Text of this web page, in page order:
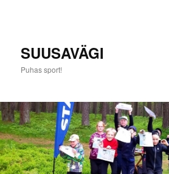
SUUSAVÄGI
Puhas sport!